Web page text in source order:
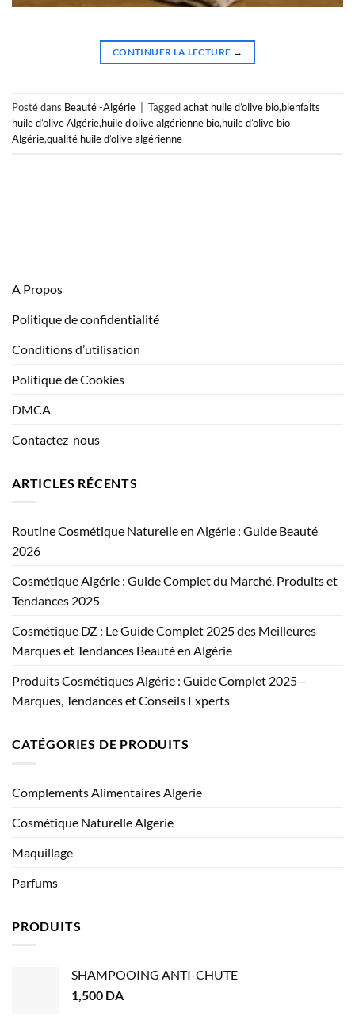
CONTINUER LA LECTURE →
Posté dans Beauté -Algérie Taggedachat huile d’olive bio,bienfaits
huile d’olive Algérie,huile d’olive algérienne bio,huile d’olive bio
Algérie,qualité huile d’olive algérienne
A Propos
Politique de confidentialité
Conditions d’utilisation
Politique de Cookies
DMCA
Contactez-nous
ARTICLES RÉCENTS
Routine Cosmétique Naturelle en Algérie : Guide Beauté
2026
Cosmétique Algérie : Guide Complet du Marché, Produits et
Tendances 2025
Cosmétique DZ : Le Guide Complet 2025 des Meilleures
Marques et Tendances Beauté en Algérie
Produits Cosmétiques Algérie : Guide Complet 2025 –
Marques, Tendances et Conseils Experts
CATÉGORIES DE PRODUITS
Complements Alimentaires Algerie
Cosmétique Naturelle Algerie
Maquillage
Parfums
PRODUITS
SHAMPOOING ANTI-CHUTE
1,500 DA